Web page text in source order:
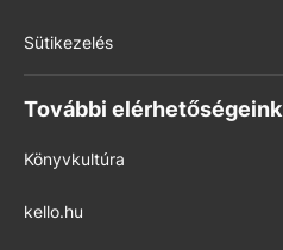
Sütikezelés
További elérhetőségeink
Könyvkultúra
kello.hu